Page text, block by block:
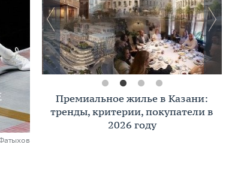
Премиальное жилье в Казани:
тренды, критерии, покупатели в
2026 году